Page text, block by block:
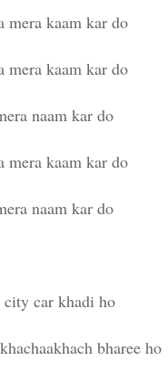
mera kaam kar do
mera kaam kar do
naam kar do
mera kaam kar do
naam kar do
city car khadi ho
bharee ho